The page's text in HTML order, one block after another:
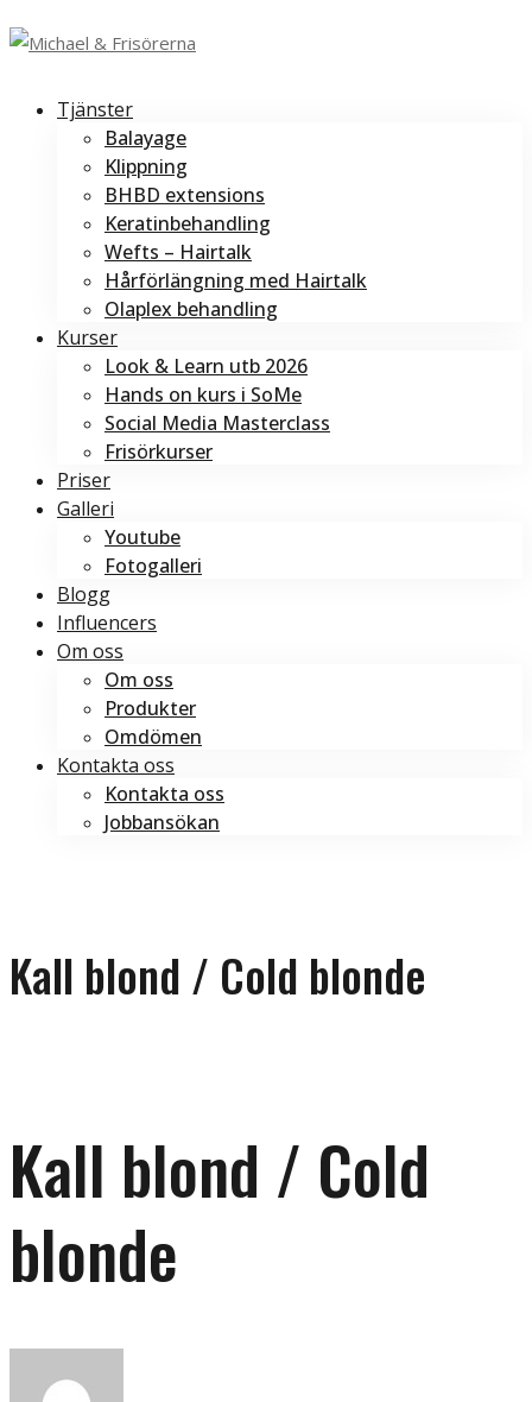
Tjänster
Balayage
Klippning
BHBD extensions
Keratinbehandling
Wefts – Hairtalk
Hårförlängning med Hairtalk
Olaplex behandling
Kurser
Look & Learn utb 2026
Hands on kurs i SoMe
Social Media Masterclass
Frisörkurser
Priser
Galleri
Youtube
Fotogalleri
Blogg
Influencers
Om oss
Om oss
Produkter
Omdömen
Kontakta oss
Kontakta oss
Jobbansökan
Kall blond / Cold blonde
Kall blond / Cold
blonde